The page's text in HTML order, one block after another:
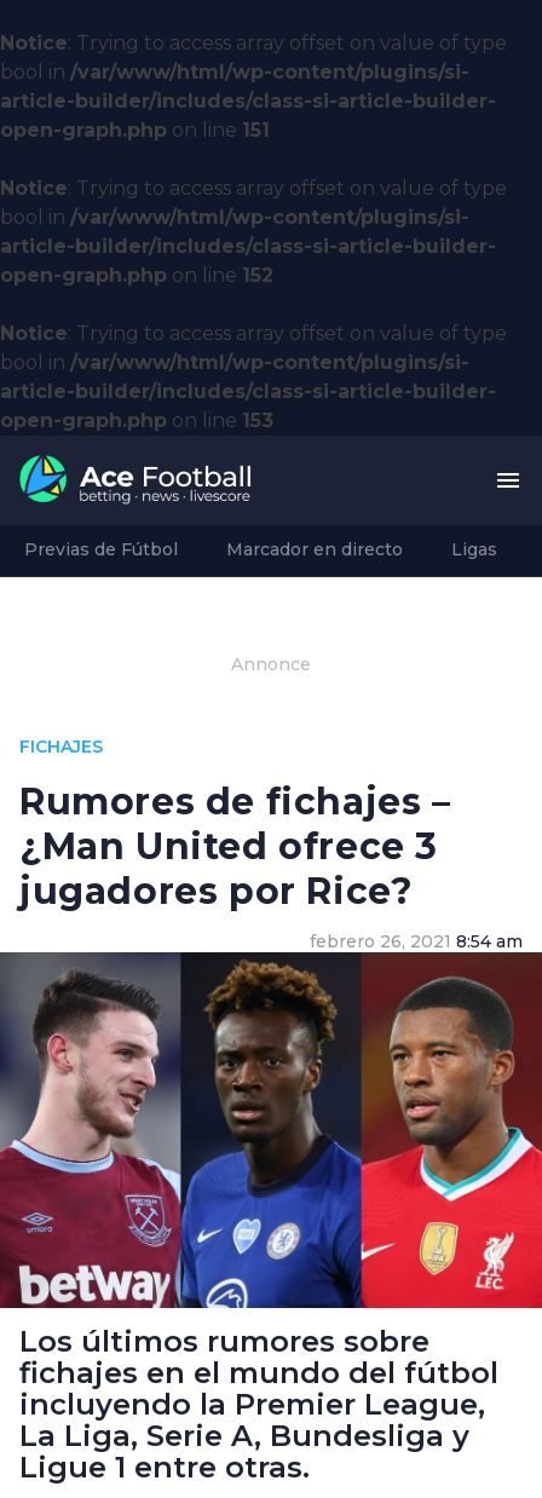
Notice: Trying to access array offset on value of type
bool in /var/www/html/wp-content/plugins/si-
article-builder/includes/class-si-article-builder-
open-graph.php on line 151
Notice: Trying to access array offset on value of type
bool in /var/www/html/wp-content/plugins/si-
article-builder/includes/class-si-article-builder-
open-graph.php on line 152
Notice: Trying to access array offset on value of type
bool in /var/www/html/wp-content/plugins/si-
article-builder/includes/class-si-article-builder-
open-graph.php on line 153
Previas de Fútbol Marcador en directo Ligas
Annonce
FICHAJES
Rumores de fichajes –
¿Man United ofrece 3
jugadores por Rice?
febrero 26, 2021 8:54 am
Los últimos rumores sobre
fichajes en el mundo del fútbol
incluyendo la Premier League,
La Liga, Serie A, Bundesliga y
Ligue 1 entre otras.